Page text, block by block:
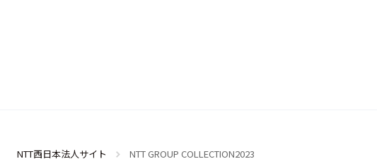
NTT西日本法人サイト NTT GROUP COLLECTION2023